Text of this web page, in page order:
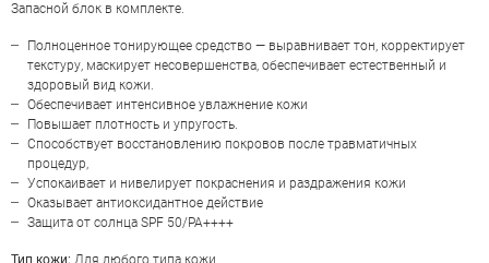
ОЦЕНКА
Отправить
Запасной блок в комплекте.
Полноценное тонирующее средство — выравнивает тон, корректирует
текстуру, маскирует несовершенства, обеспечивает естественный и
здоровый вид кожи.
Обеспечивает интенсивное увлажнение кожи
Повышает плотность и упругость.
Способствует восстановлению покровов после травматичных
процедур,
Успокаивает и нивелирует покраснения и раздражения кожи
Оказывает антиоксидантное действие
Защита от солнца SPF 50/PA++++
Тип кожи: Для любого типа кожи.